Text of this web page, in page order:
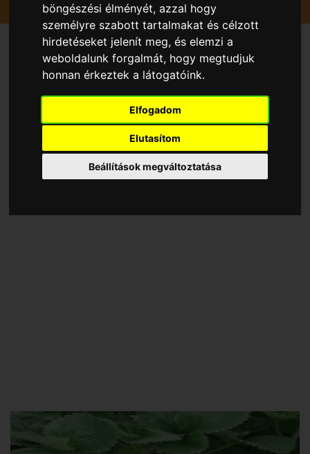
böngészési élményét, azzal hogy
személyre szabott tartalmakat és célzott
hirdetéseket jelenít meg, és elemzi a
weboldalunk forgalmát, hogy megtudjuk
honnan érkeztek a látogatóink.
Elfogadom
Elutasítom
Beállítások megváltoztatása
Gyümölcsök Eper Földieper Syria